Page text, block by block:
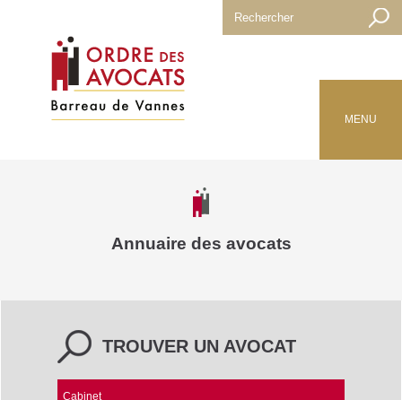
MENU
TROUVER UN AVOCAT
Cabinet
Annuaire des avocats